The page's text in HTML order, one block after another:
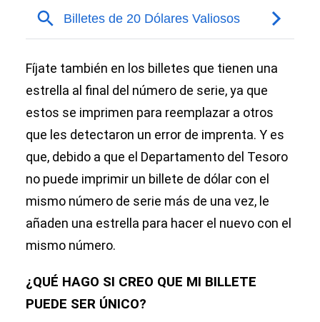
Fíjate también en los billetes que tienen una
estrella al final del número de serie, ya que
estos se imprimen para reemplazar a otros
que les detectaron un error de imprenta. Y es
que, debido a que el Departamento del Tesoro
no puede imprimir un billete de dólar con el
mismo número de serie más de una vez, le
añaden una estrella para hacer el nuevo con el
mismo número.
¿QUÉ HAGO SI CREO QUE MI BILLETE
PUEDE SER ÚNICO?